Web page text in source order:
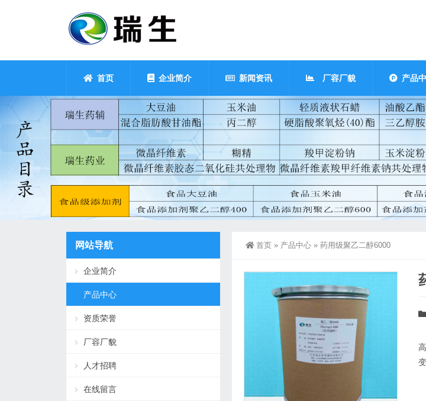
首页 企业简介 新闻资讯 厂容厂貌 产品
首页 » 产品中心 » 药用级聚乙二醇6000
网站导航
企业简介
产品中心
资质荣誉
厂容厂貌
人才招聘
在线留言